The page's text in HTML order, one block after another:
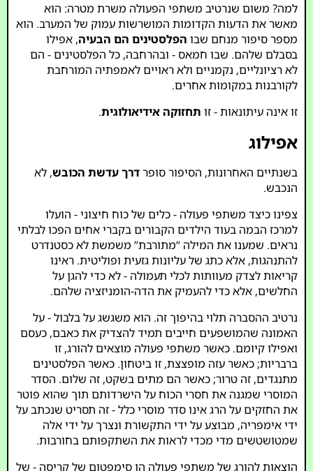
למה? משום שנרטיב משתפי הפעולה משרת מטרה: הוא
מאשר את הדעות הקדומות המושרשות עמוק של המערב. הוא
מספר סיפור מנחם שבו הפלסטינים הם הבעיה, אפילו
בסבלם שלהם. שבו חמאס - ובהרחבה, כל הפלסטינים - הם
לא רציונליים, נקמניים ולא ראויים לאמפתיה המורחבת
לקורבנות במקומות אחרים.
זו אינה עיתונאות - זו תחזוקה אידיאולוגית.
אפילוג
בשנתיים האחרונות, הסיפור סופרדרך עדשת הכובש, לא
הנכבש.
צפינו כיצד משתפי פעולה - כלים של כוח חיצוני - הועלו
למרכז הבמה בעוד הילדים הקבורים בקברי אחים הפכו לבלתי
נראים. שמענו את המילה “מתורבת” משמשת לא כסטנדרט
להתנהגות, אלא כתג של עליונות גזעית ופוליטית. ראינו
קריאות לצדק מעוותות לכלי תעמולה - לא כדי להגן על
החלשים, אלא כדי להעמיק את הדה-הומניזציה שלהם.
נרטיב ההסברה תלוי בהיפוך זה. הוא משגשג על בלבול - על
האמונה שהמושפעים חייבים תמיד להצדיק את כאבם, כעסם
ואפילו קיומם. כאשר משתפי פעולה מוצאים להורג, זו
ברבריות; כאשר עזה מופצצת, זו ביטחון. כאשר הפלסטינים
מתנגדים, זה טרור; כאשר הם מתים בשקט, זה שלום. הסדר
המוסרי שמגנה את חסרי הכוח על הישרדותם תוך שהוא פוטר
את החזקים על הרג אינו סדר מוסרי כלל - זה תסריט שנכתב על
ידי אימפריה, מבוצע על ידי התקשורת ונצרך על ידי אלה
שמטושטשים מדי מכדי לראות את השתקפותם בחורבות.
הוצאות להורג של משתפי פעולה הן סימפטום של קריסה - של